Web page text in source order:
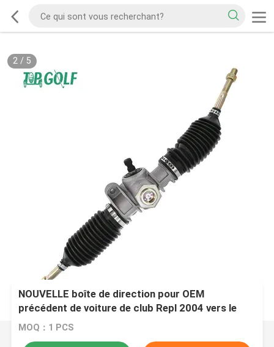
2/ 5
NOUVELLE boîte de direction pour OEM
précédent de voiture de club Repl 2004 vers le
haut de 102288601/103679701
MOQ：1 PCS